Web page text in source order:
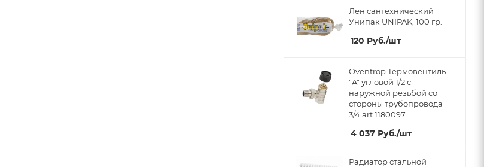
Лен сантехнический
Унипак UNIPAK, 100 гр.
120 Руб./шт
Oventrop Термовентиль
"A" угловой 1/2 с
наружной резьбой со
стороны трубопровода
3/4 art 1180097
4 037 Руб./шт
Радиатор стальной